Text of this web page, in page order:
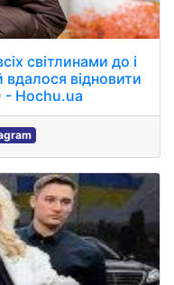
світлинами до і
вдалося відновити
- Hochu.ua